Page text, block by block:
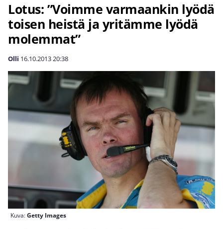
Lotus: ”Voimme varmaankin lyödä
toisen heistä ja yritämme lyödä
molemmat”
Olli 16.10.201320:38
Kuva:Getty Images